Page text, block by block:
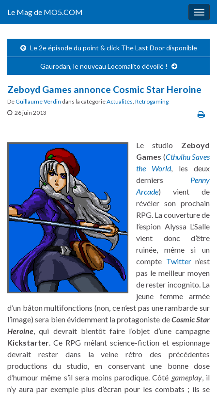
Le Mag de MO5.COM
Le 2e épisode du point & click The Last Door disponible
Gaurodan, le nouveau Locomalito dévoilé !
Zeboyd Games annonce Cosmic Star Heroine
DeGuillaume Verdin dans la catégorieActualités, Retrogaming
26 juin 2013
Le studio Zeboyd
Games (Cthulhu Saves
the World, les deux
derniers Penny
Arcade) vient de
révéler son prochain
RPG. La couverture de
l’espion Alyssa L’Salle
vient donc d’être
ruinée, même si un
compte Twittern’est
pas le meilleur moyen
de rester incognito. La
jeune femme armée
d’un bâton multifonctions (non, ce n’est pas une rambarde sur
l’image) sera bien évidemment la protagoniste deCosmic Star
Heroine, qui devrait bientôt faire l’objet d’une campagne
Kickstarter. Ce RPG mêlant science-fiction et espionnage
devrait rester dans la veine rétro des précédentes
productions du studio, en conservant une bonne dose
d’humour même s’il sera moins parodique. Côté gameplay, il
n’y aura par exemple plus d’écran pour les combats ; ils se